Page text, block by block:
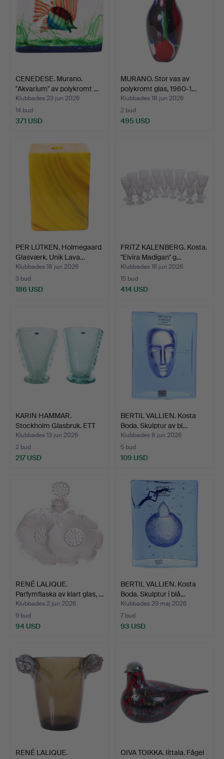
CENEDESE. Murano.
"Akvarium" av polykromt …
Klubbades 23 jun 2026
14 bud
371 USD
MURANO. Stor vas av
polykromt glas, 1960-1…
Klubbades 18 jun 2026
2 bud
495 USD
PER LÜTKEN. Holmegaard
Glasværk. Unik Lava…
Klubbades 18 jun 2026
3 bud
186 USD
FRITZ KALENBERG. Kosta.
"Elvira Madigan" g…
Klubbades 16 jun 2026
15 bud
414 USD
KARIN HAMMAR.
Stockholm Glasbruk. ETT
PAR …
Klubbades 13 jun 2026
2 bud
217 USD
BERTIL VALLIEN. Kosta
Boda. Skulptur av bl…
Klubbades 8 jun 2026
5 bud
109 USD
RENÉ LALIQUE.
Parfymflaska av klart glas, …
Klubbades 2 jun 2026
9 bud
94 USD
BERTIL VALLIEN. Kosta
Boda. Skulptur i blå…
Klubbades 29 maj 2026
7 bud
93 USD
RENÉ LALIQUE.
OIVA TOIKKA. Iittala. Fågel